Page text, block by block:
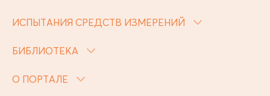
ИСПЫТАНИЯ СРЕДСТВ ИЗМЕРЕНИЙ
БИБЛИОТЕКА
О ПОРТАЛЕ